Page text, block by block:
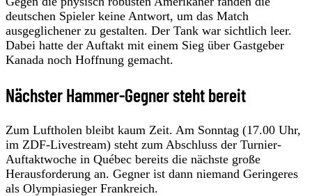
deutschen Spieler keine Antwort, um das Match
ausgeglichener zu gestalten. Der Tank war sichtlich leer.
Dabei hatte der Auftakt mit einem Sieg über Gastgeber
Kanada noch Hoffnung gemacht.
Nächster Hammer-Gegner steht bereit
Zum Luftholen bleibt kaum Zeit. Am Sonntag (17.00 Uhr,
im ZDF-Livestream) steht zum Abschluss der Turnier-
Auftaktwoche in Québec bereits die nächste große
Herausforderung an. Gegner ist dann niemand Geringeres
als Olympiasieger Frankreich.